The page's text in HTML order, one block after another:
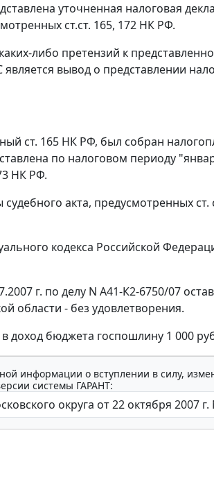
уточненная налоговая
ст.ст. 165, 172 НК РФ.
либо претензий к
вывод о представлении
ст. 165 НК РФ, был собран
по налоговом периоду
НК РФ.
акта, предусмотренных ст.
кодекса Российской
г. по делу N А41-К2-6750/07
области - без удовлетворения.
бюджета госпошлину 1 000
информации о вступлении в силу,
системы ГАРАНТ: